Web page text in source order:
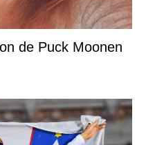
de Puck Moonen